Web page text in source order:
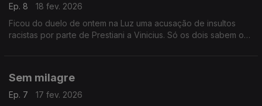
Ep. 8
18 fev. 2026
Ficou do duelo de ontem na Luz uma acusação de insultos
racistas por parte de Prestiani a Vinicius. Só os dois sabem o
Sem milagre
Ep. 7
17 fev. 2026